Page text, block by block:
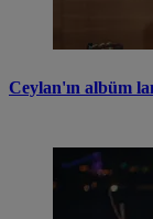
Ceylan'ın albüm